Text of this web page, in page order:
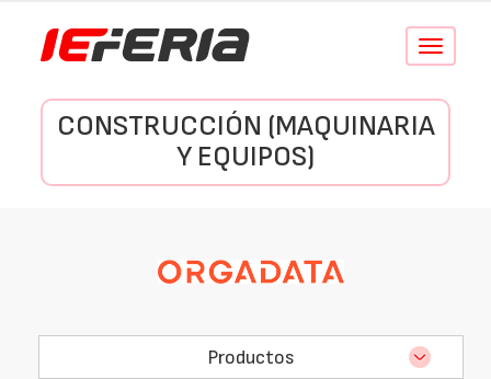
Conmutar
CONSTRUCCIÓN (MAQUINARIA
Y EQUIPOS)
Productos